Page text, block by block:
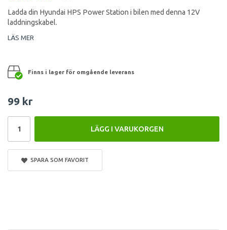
Ladda din Hyundai HPS Power Station i bilen med denna 12V
laddningskabel.
LÄS MER
Finns i lager för omgående leverans
99 kr
LÄGG I VARUKORGEN
SPARA SOM FAVORIT